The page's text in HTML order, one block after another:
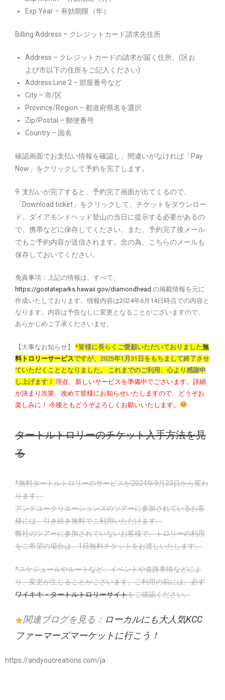
Exp Year – 有効期限（年）
Billing Address – クレジットカード請求先住所
Address – クレジットカードの請求が届く住所。(区お
よび市以下の住所をご記入ください)
Address Line 2 – 部屋番号など
City – 市/区
Province/Region – 都道府県名を選択
Zip/Postal – 郵便番号
Country – 国名
確認画面でお支払い情報を確認し、間違いがなければ「Pay
Now」をクリックして予約を完了します。
9. 支払いが完了すると、予約完了画面が出てくるので、
「Download ticket」をクリックして、チケットをダウンロー
ド。ダイアモンドヘッド登山の当日に提示する必要があるの
で、携帯などに保存してください。また、予約完了後メール
でもご予約内容が送信されます。念の為、こちらのメールも
保存しておいてください。
免責事項：上記の情報は、すべて、
https://gostateparks.hawaii.gov/diamondhead の掲載情報を元に
作成いたしております。情報内容は2024年6月14日時点での内容と
なります。内容は予告なしに変更となることがございますので、
あらかじめご了承くださいませ。
【大事なお知らせ】 *皆様に長らくご愛顧いただいておりました無
料トロリーサービスですが、2025年1月31日をもちまして終了させ
ていただくこととなりました。 これまでのご利用、心より感謝申
し上げます！ 現在、新しいサービスを準備中でございます。詳細
が決まり次第、改めて皆様にお知らせいたしますので、どうぞお
楽しみに！ 今後ともどうぞよろしくお願いいたします。
タートルトロリーのチケット入手方法を見
る
*無料タートルトロリーのサービスが2024年9月23日から変わ
ります。
アンドユークリエーションズのツアーに参加されているお客
様には、引き続き無料でご利用いただけます。
弊社のツアーに参加されていないお客様で、トロリーの利用
をご希望の場合は、1日無料チケットをお渡しいたします。
*スケジュールやルートなど、イベントや道路事情などによ
り、変更が生じることがございます。ご利用の前には、必ず
ワイキキ・タートルトロリーサイトをご確認ください。
関連ブログを見る： ローカルにも大人気KCC
ファーマーズマーケットに行こう！
https://andyoucreations.com/ja